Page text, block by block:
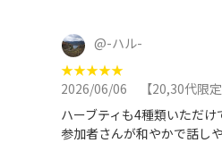
@-ハル-
★★★★★
2026/06/06
【20,30代限定】ハ
ハーブティも4種類いただ
参加者さんが和やかで話し